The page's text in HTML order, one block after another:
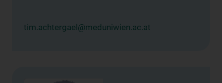
tim.achtergael@meduniwien.ac.at